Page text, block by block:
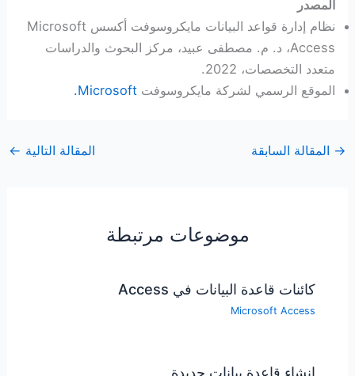
المصدر
نظام إدارة قواعد البيانات مايكروسوفت أكسس Microsoft
Access، د. م. مصطفى عبيد، مركز البحوث والدراسات
متعدد التخصصات، 2022.
الموقع الرسمي لشركة مايكروسوفتMicrosoft.
→ المقالة السابقة المقالة التالية ←
موضوعات مرتبطة
كائنات قاعدة البيانات في Access
Microsoft Access
إنشاء قاعدة بيانات جديدة